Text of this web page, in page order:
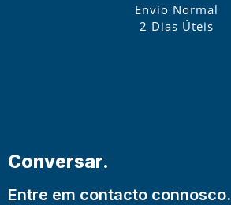
Envio Normal
2 Dias Úteis
Conversar.
Entre em contacto connosco.